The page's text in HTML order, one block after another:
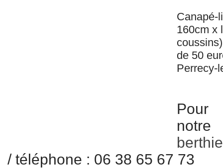
Canapé-
160cm x
de 50
Perrecy-
Pour
/ téléphone : 06 38 65 67 73